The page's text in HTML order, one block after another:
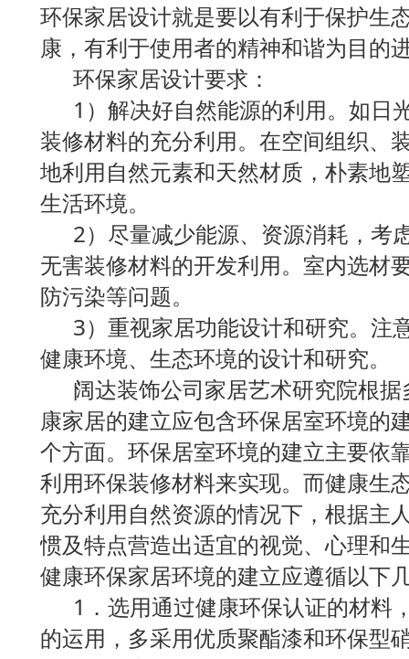
环保家居设计就是要以有利于保护生
康，有利于使用者的精神和谐为目的
环保家居设计要求：
1）解决好自然能源的利用。如日
装修材料的充分利用。在空间组织、
地利用自然元素和天然材质，朴素地
生活环境。
2）尽量减少能源、资源消耗，考
无害装修材料的开发利用。室内选材
防污染等问题。
3）重视家居功能设计和研究。注
健康环境、生态环境的设计和研究。
阔达装饰公司家居艺术研究院根据
康家居的建立应包含环保居室环境的
个方面。环保居室环境的建立主要依
利用环保装修材料来实现。而健康生
充分利用自然资源的情况下，根据主
惯及特点营造出适宜的视觉、心理和
健康环保家居环境的建立应遵循以下
1．选用通过健康环保认证的材料
的运用，多采用优质聚酯漆和环保型